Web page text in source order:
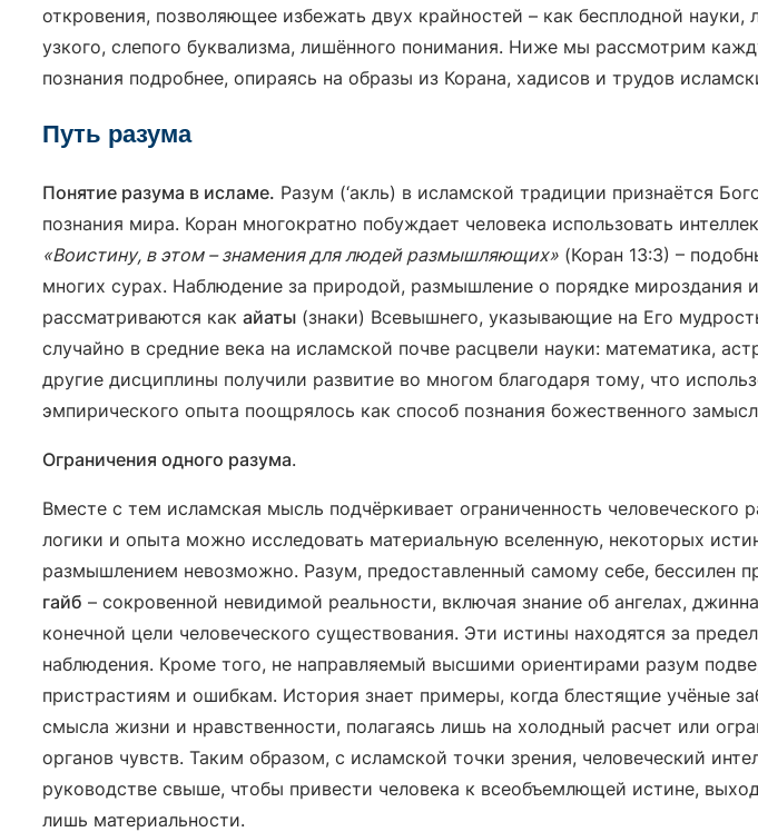
откровения, позволяющее избежать двух крайностей – как бесплодной науки,
узкого, слепого буквализма, лишённого понимания. Ниже мы рассмотрим
познания подробнее, опираясь на образы из Корана, хадисов и трудов
Путь разума
Понятие разума в исламе. Разум (‘акль) в исламской традиции признаётся
познания мира. Коран многократно побуждает человека использовать
«Воистину, в этом – знамения для людей размышляющих» (Коран 13:3) –
многих сурах. Наблюдение за природой, размышление о порядке мироздания
рассматриваются как айаты (знаки) Всевышнего, указывающие на Его
случайно в средние века на исламской почве расцвели науки: математика,
другие дисциплины получили развитие во многом благодаря тому, что
эмпирического опыта поощрялось как способ познания божественного
Ограничения одного разума.
Вместе с тем исламская мысль подчёркивает ограниченность человеческого
логики и опыта можно исследовать материальную вселенную, некоторых
размышлением невозможно. Разум, предоставленный самому себе, бессилен
гайб – сокровенной невидимой реальности, включая знание об ангелах,
конечной цели человеческого существования. Эти истины находятся за
наблюдения. Кроме того, не направляемый высшими ориентирами разум
пристрастиям и ошибкам. История знает примеры, когда блестящие учёные
смысла жизни и нравственности, полагаясь лишь на холодный расчет или
органов чувств. Таким образом, с исламской точки зрения, человеческий
руководстве свыше, чтобы привести человека к всеобъемлющей истине,
лишь материальности.